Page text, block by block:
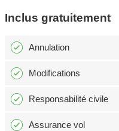
Inclus gratuitement
Annulation
Modifications
Responsabilité civile
Assurance vol